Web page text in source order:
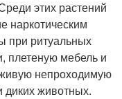
этих растений
наркотическим
при ритуальных
плетеную мебель и
непроходимую
диких животных.